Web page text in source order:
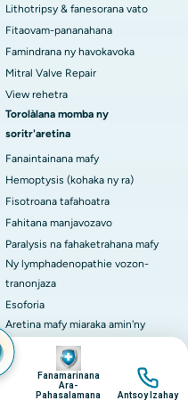
Image
Fanamarinana
Ara-
Pahasalamana
Image
Antsoy Izahay
Lithotripsy & fanesorana vato
Fitaovam-pananahana
Famindrana ny havokavoka
Mitral Valve Repair
View rehetra
Torolàlana momba ny
soritr'aretina
Fanaintainana mafy
Hemoptysis (kohaka ny ra)
Fisotroana tafahoatra
Fahitana manjavozavo
Paralysis na fahaketrahana mafy
Ny lymphadenopathie vozon-
tranonjaza
Esoforia
Aretina mafy miaraka amin'ny
soritr'aretin'ny neurolojia
Fivontosana mahery vaika na
trombose lalan-drà lalina